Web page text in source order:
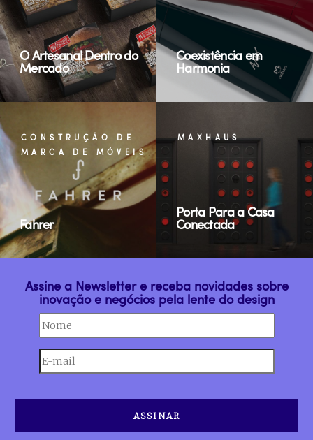
O Artesanal Dentro do
Mercado
Coexistência em
Harmonia
CONSTRUÇÃO DE
MARCA DE MÓVEIS
Fahrer
MAXHAUS
Porta Para a Casa
Conectada
Assine a Newsletter e receba novidades sobre
inovação e negócios pela lente do design